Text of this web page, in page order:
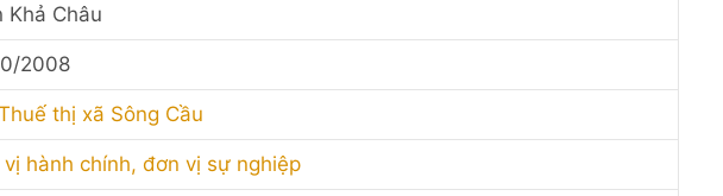
Khả Châu
2008
thị xã Sông Cầu
hành chính, đơn vị sự nghiệp